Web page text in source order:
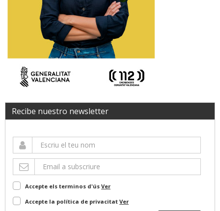
Recibe nuestro newsletter
Accepte els terminos d'ús Ver
Accepte la política de privacitat Ver